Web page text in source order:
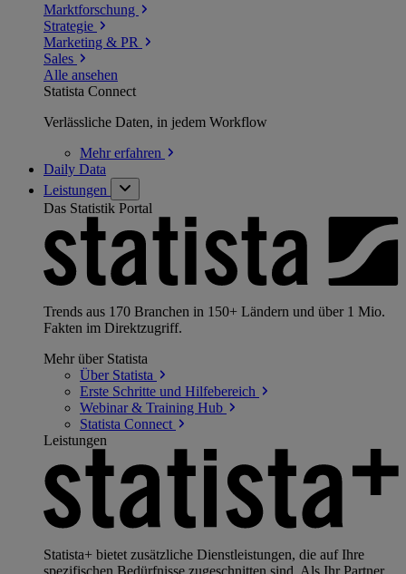
Marktforschung
Strategie
Marketing & PR
Sales
Alle ansehen
Statista Connect
Verlässliche Daten, in jedem Workflow
Mehrerfahren
Daily Data
Leistungen
Das Statistik Portal
Trends aus 170 Branchen in 150+ Ländern und über 1 Mio.
Fakten im Direktzugriff.
Mehr über Statista
Über Statista
Erste Schritte und Hilfebereich
Webinar & Training Hub
Statista Connect
Leistungen
Statista+ bietet zusätzliche Dienstleistungen, die auf Ihre
spezifischen Bedürfnisse zugeschnitten sind. Als Ihr Partner